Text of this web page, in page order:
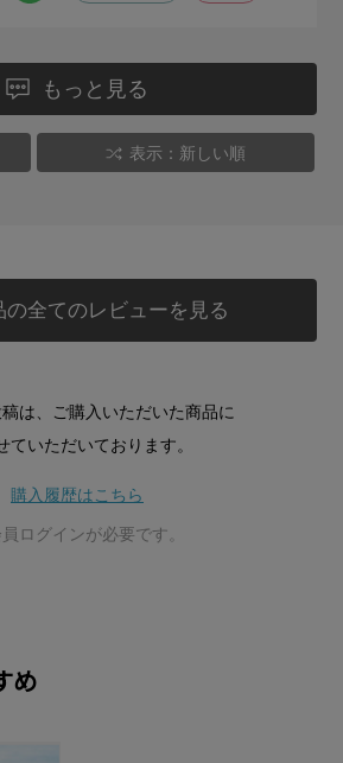
もっと見る
表示：新しい順
の全てのレビューを見る
は、ご購入いただいた商品に
ていただいております。
購入履歴はこちら
ログインが必要です。
め